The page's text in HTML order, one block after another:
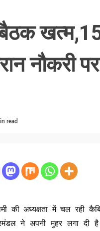
नौकरी
read
की अध्यक्षता में चल
ने अपनी मुहर लगा